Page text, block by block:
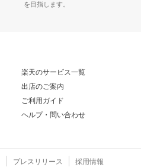
を目指します。
楽天のサービス一覧
出店のご案内
ご利用ガイド
ヘルプ・問い合わせ
プレスリリース 採用情報